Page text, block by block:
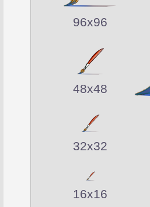
96x96
48x48
32x32
16x16